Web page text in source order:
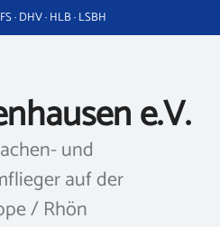
· DHV · HLB · LSBH
e.V.
und
auf der
/ Rhön